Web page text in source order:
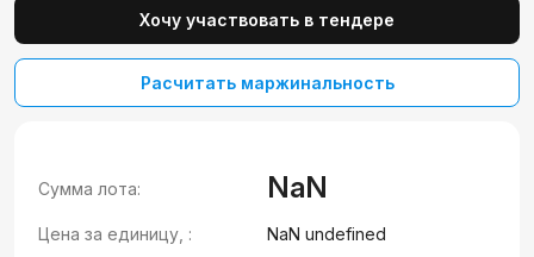
Хочу участвовать в тендере
Расчитать маржинальность
Сумма лота: NaN
Цена за единицу, : NaN undefined